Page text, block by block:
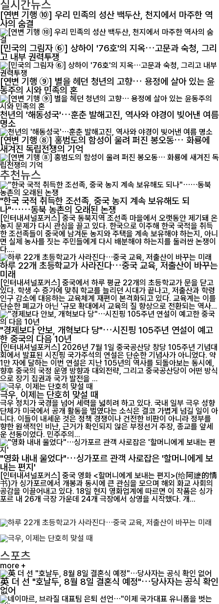
실시간뉴스
[연변 기행 ⑩] 우리 민족의 성산 백두산, 천지에서 마주한 역
사의 숨결
[민국의 그림자 ⑥] 상하이 '76호'의 지옥…고문과 숙청, 그리
고 내부 권력투쟁
[연변 기행 ⑨] 별을 헤던 청년의 고향… 용정에 살아 있는 윤
동주의 시와 민족의 혼
천년의 '해동성국'…훈춘 발해고진, 역사와 야경이 빚어낸 여름
명소
[연변 기행 ⑧] 홍범도의 함성이 울려 퍼진 봉오동… 화룡에
새겨진 독립전쟁의 기억
추천뉴스
"한국 국적 취득한 조선족, 중국 농지 계속 보유해도 되
나"……동북 농촌의 오래된 논쟁
[인터내셔널포커스] 중국 동북지역 조선족 마을에서 오랫동안 제기돼 온
농지 문제가 다시 관심을 끌고 있다. 한국으로 이주해 한국 국적을 취득
한 조선족들이 중국에 남겨둔 농지와 주택을 계속 보유해야 하는지, 아니
면 실제 농사를 짓는 주민들에게 다시 배분해야 하는지를 둘러싼 논쟁이
다....
하루 22개 초등학교가 사라진다…중국 교육, 저출산이 바꾸는
미래
[인터내셔널포커스] 중국에서 하루 평균 22개의 초등학교가 문을 닫고
있다. 학생 수 증가에 맞춰 학교를 늘리던 시대가 끝나고, 저출산과 학령
인구 감소에 대응하는 교육체계 재편이 본격화되고 있다. 교육계는 이를
단순한 폐교가 아닌 '규모 확대에서 교육의 질 향상으로 전환되는 역사...
"경제보다 안보, 개혁보다 당"…시진핑 105주년 연설이 예고
한 중국의 다음 10년
[인터내셔널포커스] 2026년 7월 1일 중국공산당 창당 105주년 기념대
회에서 발표된 시진핑 국가주석의 연설은 단순한 기념사가 아니었다. 약
1만 자에 달하는 이번 연설은 지난 105년의 역사를 되돌아보는 동시에,
향후 중국의 국정 운영 방향과 대외전략, 그리고 중국공산당이 어떤 방식
으로 장기 집권과 국가 발전을 ...
극우, 이제는 단호히 맞설 때
극우 정치가 국경을 넘어 세력을 넓히려 하고 있다. 국내 일부 극우 성향
단체가 미국에서 공개 활동을 벌였다는 소식은 결코 가볍게 넘길 일이 아
니다. 이들이 내세운 것은 정책 경쟁이나 건전한 비판이 아니라 정부를
향한 원색적인 비난, 근거가 확인되지 않은 부정선거 주장, 종교를 앞세
운 선동이었다. 민주주의...
"영화 내내 울었다"…싱가포르 관객 사로잡은 '할머니에게 보
내는 편지'
[인터내셔널포커스] 중국 영화 <할머니에게 보내는 편지>(给阿嬷的情
书)가 싱가포르에서 개봉과 동시에 큰 관심을 모으며 해외 화교 사회의
공감을 이끌어내고 있다. 18일 현지 영화업계에 따르면 이 작품은 싱가
포르 내 26개 극장 가운데 24개 극장에서 상영을 시작했다. 개...
스포츠
more +
英 더 선 "호날두, 8월 8일 결혼식 예정"…당사자는 공식 확인
없어